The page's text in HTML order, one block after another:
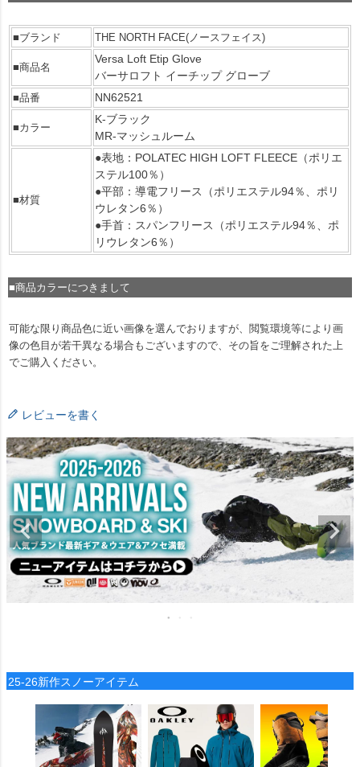
■ブランド THE NORTH FACE(ノースフェイス)
■商品名
Versa Loft Etip Glove
バーサロフト イーチップ グローブ
■品番 NN62521
■カラー
K-ブラック
MR-マッシュルーム
■材質
●表地：POLATEC HIGH LOFT FLEECE（ポリエ
ステル100％）
●平部：導電フリース（ポリエステル94％、ポリ
ウレタン6％）
●手首：スパンフリース（ポリエステル94％、ポ
リウレタン6％）
■商品カラーにつきまして
可能な限り商品色に近い画像を選んでおりますが、閲覧環境等により画
像の色目が若干異なる場合もございますので、その旨をご理解された上
でご購入ください。
レビューを書く
25-26新作スノーアイテム